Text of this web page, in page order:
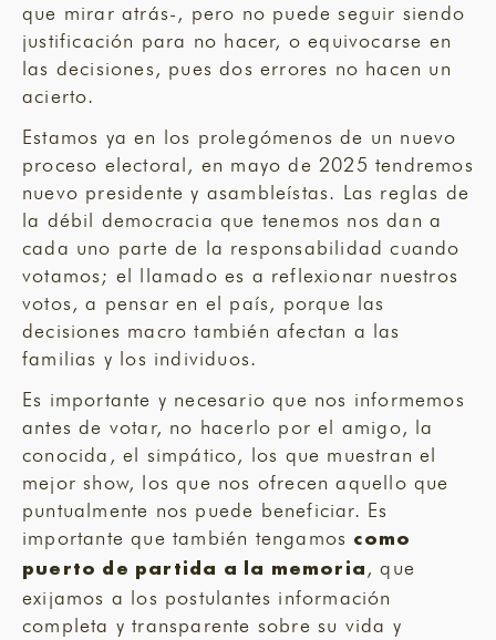
que mirar atrás-, pero no puede seguir siendo
justificación para no hacer, o equivocarse en
las decisiones, pues dos errores no hacen un
acierto.
Estamos ya en los prolegómenos de un nuevo
proceso electoral, en mayo de 2025 tendremos
nuevo presidente y asambleístas. Las reglas de
la débil democracia que tenemos nos dan a
cada uno parte de la responsabilidad cuando
votamos; el llamado es a reflexionar nuestros
votos, a pensar en el país, porque las
decisiones macro también afectan a las
familias y los individuos.
Es importante y necesario que nos informemos
antes de votar, no hacerlo por el amigo, la
conocida, el simpático, los que muestran el
mejor show, los que nos ofrecen aquello que
puntualmente nos puede beneficiar. Es
importante que también tengamos como
puerto de partida a la memoria , que
exijamos a los postulantes información
completa y transparente sobre su vida y